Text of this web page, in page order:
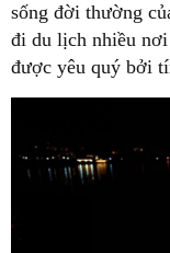
sống đời thường
đi du lịch nhiều nơi
được yêu quý bởi